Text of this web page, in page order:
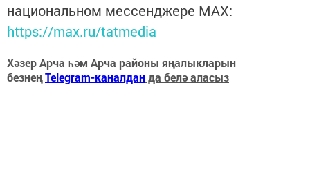
национальном мессенджере MАХ:
https://max.ru/tatmedia
Хәзер Арча һәм Арча районы яңалыкларын
безнеңTelegram-каналданда белә аласыз